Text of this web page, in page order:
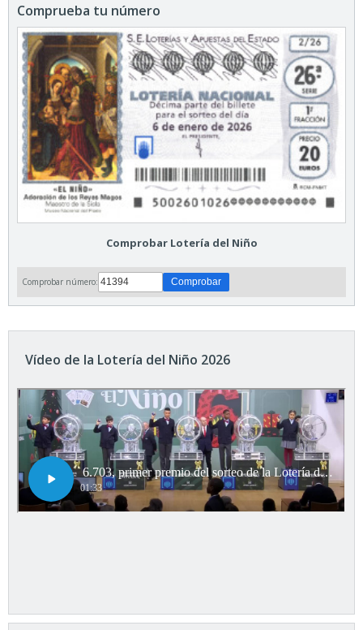
Comprueba tu número
Comprobar Lotería del Niño
Comprobar número:
Vídeo de la Lotería del Niño 2026